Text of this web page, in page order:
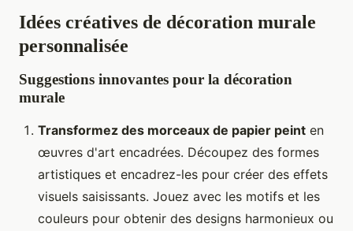
Idées créatives de décoration murale
personnalisée
Suggestions innovantes pour la décoration
murale
Transformez des morceaux de papier peint en
œuvres d'art encadrées. Découpez des formes
artistiques et encadrez-les pour créer des effets
visuels saisissants. Jouez avec les motifs et les
couleurs pour obtenir des designs harmonieux ou